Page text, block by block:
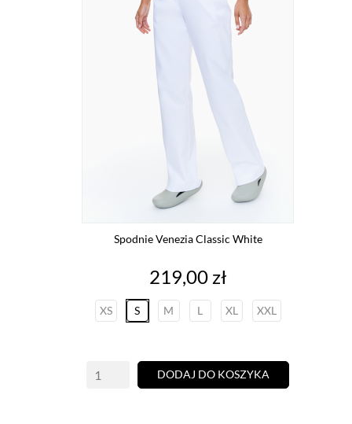
Spodnie Venezia Classic White
Cena
219,00 zł
XS S M L XL XXL
DODAJ DO KOSZYKA